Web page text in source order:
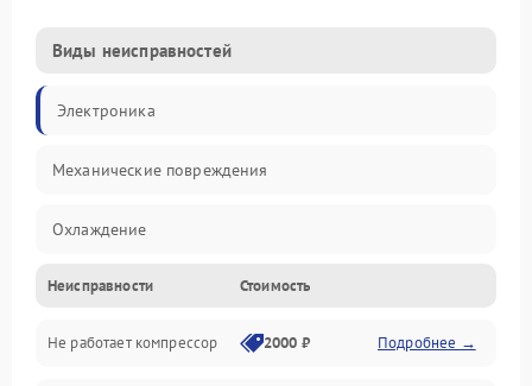
Виды неисправностей
Электроника
Механические повреждения
Охлаждение
Механика
Электропитание
Неисправности Стоимость
Не работает компрессор 2000 ₽ Подробнее →